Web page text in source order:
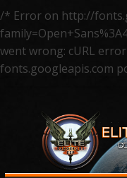
/* Error on http://
went wrong: cURL
fonts.googleapis.com